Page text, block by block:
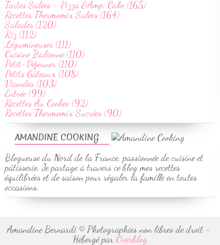
AMANDINE COOKING
Blogueuse du Nord de la France, passionnée de cuisine et
pâtisserie. Je partage à travers ce blog mes recettes
équilibrées et de saison pour régaler la famille en toutes
occasions.
Tartes Salées - Pizza &Amp; Cake (165)
Recettes Thermomix Salées (164)
Salades (120)
Riz (112)
Légumineuses (111)
Cuisine Italienne (110)
Petit-Déjeuner (110)
Petits Gâteaux (108)
Viandes (103)
Entrée (99)
Recettes Au Cookeo (92)
Recettes Thermomix Sucrées (90)
Amandine Bernardi © Photographies non libres de droit -
Hébergé par Overblog